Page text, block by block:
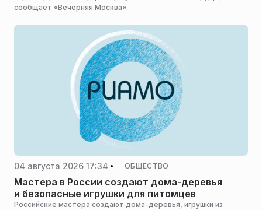
сообщает «Вечерняя Москва».
04 августа 2026 17:34 ОБЩЕСТВО
Мастера в России создают дома-деревья
и безопасные игрушки для питомцев
Российские мастера создают дома-деревья, игрушки из